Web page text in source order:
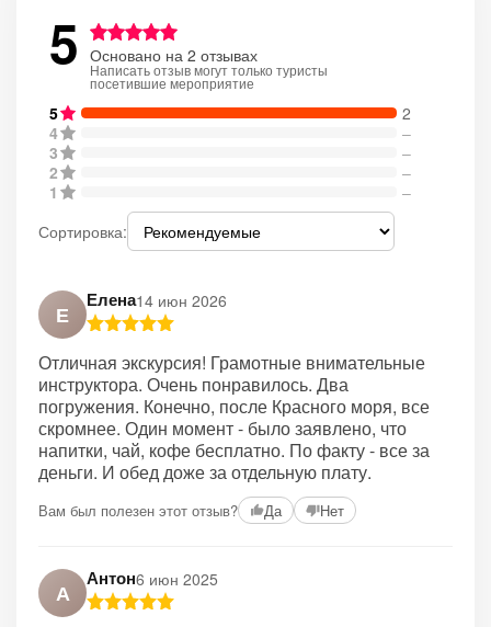
5 Основано на 2 отзывах
Написать отзыв могут только туристы
посетившие мероприятие
5
2
4
–
3
–
2
–
1
–
Сортировка:
Е
Елена14 июн 2026
Отличная экскурсия! Грамотные внимательные
инструктора. Очень понравилось. Два
погружения. Конечно, после Красного моря, все
скромнее. Один момент - было заявлено, что
напитки, чай, кофе бесплатно. По факту - все за
деньги. И обед доже за отдельную плату.
Вам был полезен этот отзыв? Да Нет
А
Антон6 июн 2025